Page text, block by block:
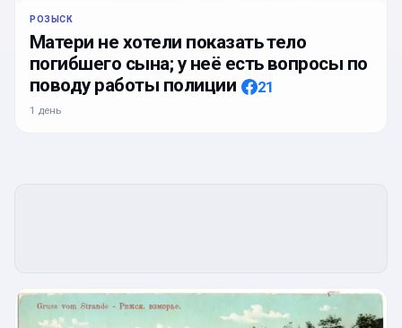
РОЗЫСК
Матери не хотели показать тело
погибшего сына; у неё есть вопросы по
поводу работы полиции
21
1 день